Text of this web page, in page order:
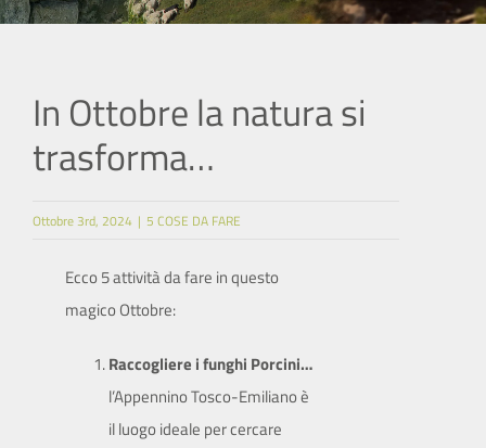
VIDEO
In Ottobre la natura si
trasforma…
Ottobre 3rd, 2024 | 5 COSE DA FARE
Ecco 5 attività da fare in questo
magico Ottobre:
Raccogliere i funghi Porcini…
l’Appennino Tosco-Emiliano è
il luogo ideale per cercare